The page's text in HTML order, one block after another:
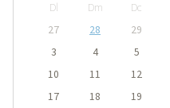
Dl Dm Dc
27
28 29
3
4 5
10
11 12
17
18 19